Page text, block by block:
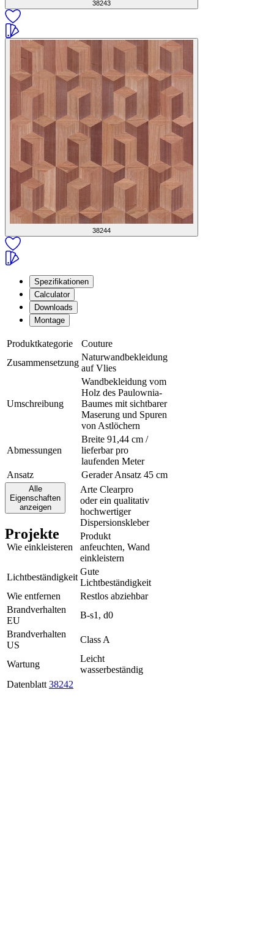
38243
38244
Spezifikationen
Calculator
Downloads
Montage
Produktkategorie
Couture
Zusammensetzung
Naturwandbekleidung
auf Vlies
Umschreibung
Wandbekleidung vom
Holz des Paulownia-
Baumes mit sichtbarer
Maserung und Spuren
von Astlöchern
Abmessungen
Breite 91,44 cm /
lieferbar pro
laufenden Meter
Ansatz
Gerader Ansatz 45 cm
Klebstoff
Arte Clearpro
oder ein qualitativ
hochwertiger
Dispersionskleber
Wie einkleisteren
Produkt
anfeuchten, Wand
einkleistern
Lichtbeständigkeit
Gute
Lichtbeständigkeit
Wie entfernen
Restlos abziehbar
Brandverhalten
EU
B-s1, d0
Brandverhalten
US
Class A
Wartung
Leicht
wasserbeständig
Datenblatt 38242
Alle
Eigenschaften
anzeigen
Projekte